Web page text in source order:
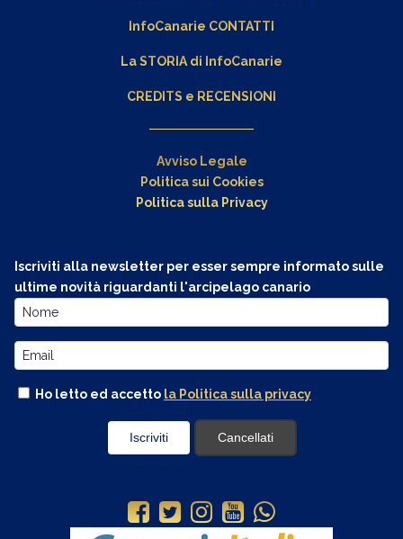
InfoCanarie CONTATTI
La STORIA di InfoCanarie
CREDITS e RECENSIONI
Avviso Legale
Politica sui Cookies
Politica sulla Privacy
Iscriviti alla newsletter per esser sempre informato sulle
ultime novità riguardanti l'arcipelago canario
Ho letto ed accetto la Politica sulla privacy